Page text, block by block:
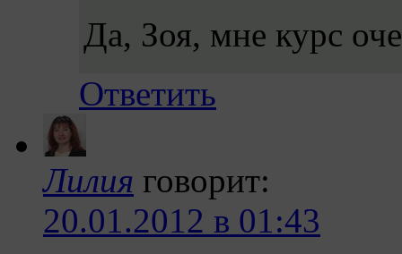
Да, Зоя, мне курс
Ответить
Лилия говорит:
20.01.2012 в 01:43